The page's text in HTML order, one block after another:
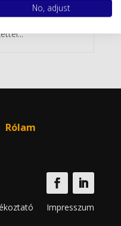
a fertőzésveszély
kis, rosszul
Rólam
Impresszum
No, adjust